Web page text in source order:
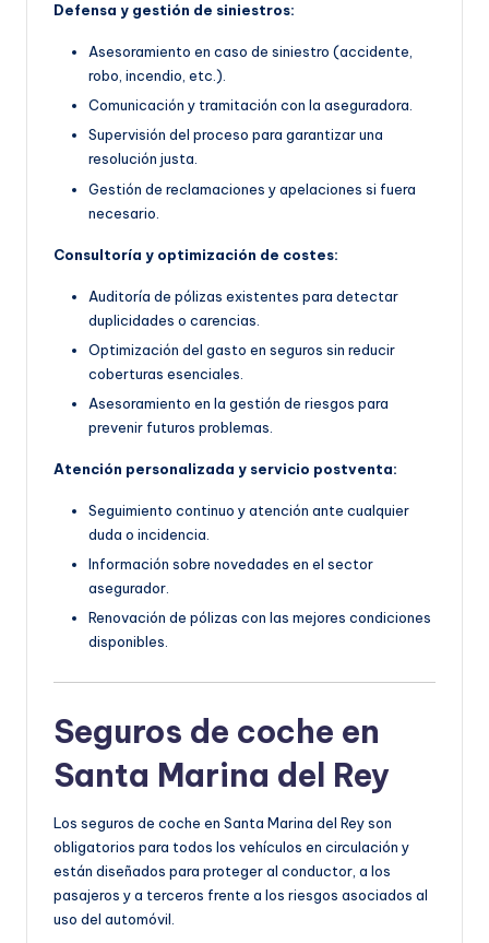
Defensa y gestión de siniestros:
Asesoramiento en caso de siniestro (accidente,
robo, incendio, etc.).
Comunicación y tramitación con la aseguradora.
Supervisión del proceso para garantizar una
resolución justa.
Gestión de reclamaciones y apelaciones si fuera
necesario.
Consultoría y optimización de costes:
Auditoría de pólizas existentes para detectar
duplicidades o carencias.
Optimización del gasto en seguros sin reducir
coberturas esenciales.
Asesoramiento en la gestión de riesgos para
prevenir futuros problemas.
Atención personalizada y servicio postventa:
Seguimiento continuo y atención ante cualquier
duda o incidencia.
Información sobre novedades en el sector
asegurador.
Renovación de pólizas con las mejores condiciones
disponibles.
Seguros de coche en
Santa Marina del Rey
Los seguros de coche en Santa Marina del Rey son
obligatorios para todos los vehículos en circulación y
están diseñados para proteger al conductor, a los
pasajeros y a terceros frente a los riesgos asociados al
uso del automóvil.